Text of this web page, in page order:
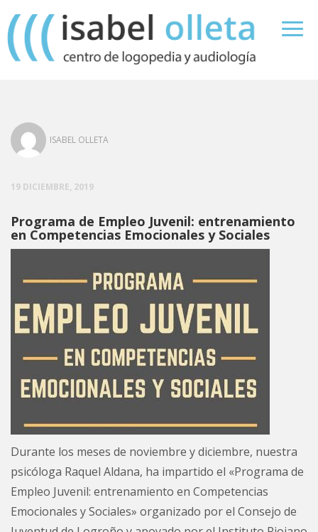
ISABEL OLLETA
19 DICIEMBRE, 2019
Programa de Empleo Juvenil: entrenamiento
en Competencias Emocionales y Sociales
Durante los meses de noviembre y diciembre, nuestra
psicóloga Raquel Aldana, ha impartido el «Programa de
Empleo Juvenil: entrenamiento en Competencias
Emocionales y Sociales» organizado por el Consejo de